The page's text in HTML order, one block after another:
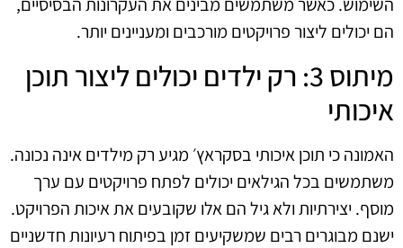
השימוש. כאשר משתמשים מבינים את העקרונות הבסיסיים,
הם יכולים ליצור פרויקטים מורכבים ומעניינים יותר.
מיתוס 3: רק ילדים יכולים ליצור תוכן
איכותי
האמונה כי תוכן איכותי בסקראץ׳ מגיע רק מילדים אינה נכונה.
משתמשים בכל הגילאים יכולים לפתח פרויקטים עם ערך
מוסף. יצירתיות ולא גיל הם אלו שקובעים את איכות הפרויקט.
ישנם מבוגרים רבים שמשקיעים זמן בפיתוח רעיונות חדשניים